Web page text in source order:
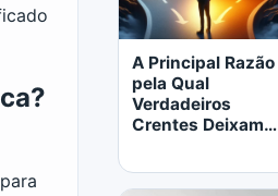
A Principal Razão
pela Qual
Verdadeiros
Crentes Deixam a